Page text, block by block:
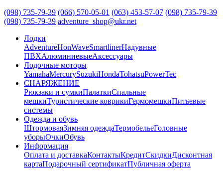
(098) 735-79-39 (066) 570-05-01 (063) 453-57-07 (098) 735-79-39
(098) 735-79-39 adventure_shop@ukr.net
Лодки
AdventureHonWaveSmartlinerНадувные
ПВХАлюминиевыеАксессуары
Лодочные моторы
YamahaMercurySuzukiHondaTohatsuPowerTec
СНАРЯЖЕНИЕ
Рюкзаки и сумкиПалаткиСпальные
мешкиТуристические коврикиГермомешкиПитьевые
системы
Одежда и обувь
ШтормоваяЗимняя одеждаТермобельеГоловные
уборыОчкиОбувь
Информация
Оплата и доставкаКонтактыКредитСкидкиДисконтная
картаПодарочный сертификатПубличная оферта